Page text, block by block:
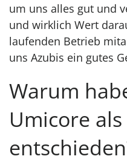
um uns alles gut und
und wirklich Wert
laufenden Betrieb
uns Azubis ein gutes
Warum
Umicore